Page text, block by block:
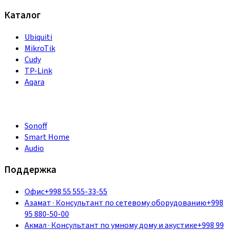
Каталог
Ubiquiti
MikroTik
Cudy
TP-Link
Aqara
Sonoff
Smart Home
Audio
Поддержка
Офис+998 55 555-33-55
Азамат· Консультант по сетевому оборудованию+998
95 880-50-00
Акмал· Консультант по умному дому и акустике+998 99